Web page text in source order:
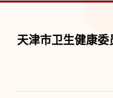
天津市卫生健康